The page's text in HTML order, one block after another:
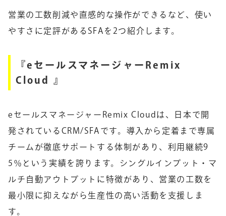
営業の工数削減や直感的な操作ができるなど、使い
やすさに定評があるSFAを2つ紹介します。
『eセールスマネージャーRemix
Cloud 』
eセールスマネージャーRemix Cloudは、日本で開
発されているCRM/SFAです。導入から定着まで専属
チームが徹底サポートする体制があり、利用継続9
5％という実績を誇ります。シングルインプット・マ
ルチ自動アウトプットに特徴があり、営業の工数を
最小限に抑えながら生産性の高い活動を支援しま
す。